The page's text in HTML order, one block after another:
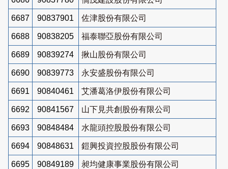
6687 90837901 佐津股份有限公司
6688 90838205 福泰聯亞股份有限公司
6689 90839274 揪山股份有限公司
6690 90839773 永安盛股份有限公司
6691 90840461 艾潘葛洛伊股份有限公司
6692 90841567 山下見共創股份有限公司
6693 90848484 水龍頭控股股份有限公司
6694 90848631 鎧興投資控股股份有限公司
6695 90849189 昶均健康事業股份有限公司